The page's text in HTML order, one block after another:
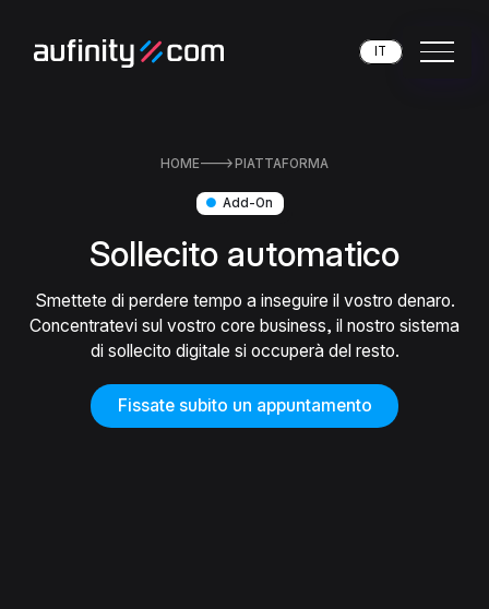
IT
HOMEPIATTAFORMA
● Add-On
Sollecito automatico
Smettete di perdere tempo a inseguire il vostro denaro.
Concentratevi sul vostro core business, il nostro sistema
di sollecito digitale si occuperà del resto.
Fissate subito un appuntamento